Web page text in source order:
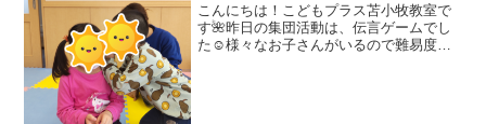
こんにちは！こどもプラス苫小牧教室で
す🌺昨日の集団活動は、伝言ゲームでし
た☺様々なお子さんがいるので難易度が